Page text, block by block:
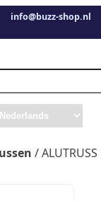
info@buzz-shop.nl
/